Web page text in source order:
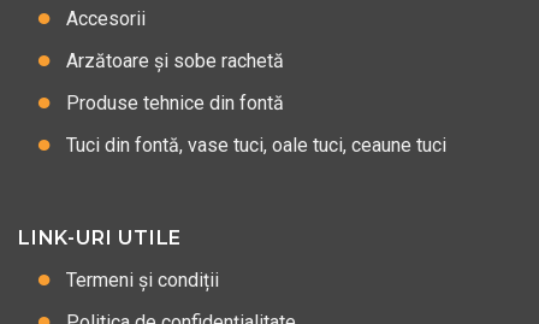
Accesorii
Arzătoare și sobe rachetă
Produse tehnice din fontă
Tuci din fontă, vase tuci, oale tuci, ceaune tuci
LINK-URI UTILE
Termeni și condiții